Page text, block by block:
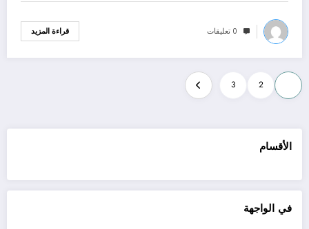
0 تعليقات قراءة المزيد
Posts
pagination
2
3
الأقسام
في الواجهة